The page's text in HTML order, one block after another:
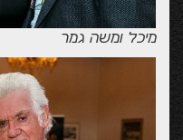
מיכל ומשה גמר